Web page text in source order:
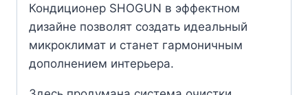
Кондиционер SHOGUN в эффектном
дизайне позволят создать идеальный
микроклимат и станет гармоничным
дополнением интерьера.